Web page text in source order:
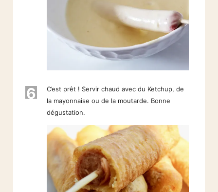
6
C’est prêt ! Servir chaud avec du Ketchup, de
la mayonnaise ou de la moutarde. Bonne
dégustation.